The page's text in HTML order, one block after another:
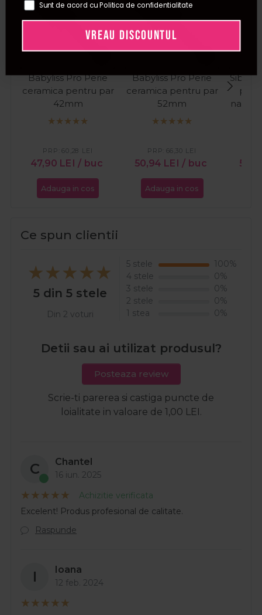
Babyliss Pro Perie
ceramica pentru par
42mm
47,90 LEI / buc
PRP:60,28 LEI
Adauga in cos
Babyliss Pro Perie
ceramica pentru par
52mm
50,94 LEI / buc
PRP:66,30 LEI
Adauga in cos
Sibel
peri
nailon
Ce spun clientii
5 din 5 stele
Din 2 voturi
5 stele
100%
4 stele
0%
3 stele
0%
2 stele
0%
1 stea
0%
Detii sau ai utilizat produsul?
Posteaza review
Scrie-ti parerea si castiga puncte de
loialitate in valoare de 1,00 LEI.
C Chantel
16 iun. 2025
Achizitie verificata
Excelent! Produs profesional de calitate.
Raspunde
I Ioana
12 feb. 2024
Sunt de acord cu Politica de confidentialitate
VREAU DISCOUNTUL